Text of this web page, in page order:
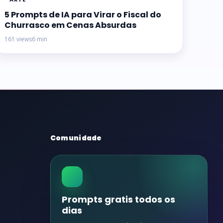
5 Prompts de IA para Virar o Fiscal do
Churrasco em Cenas Absurdas
161 views6 min
Comunidade
Prompts gratis todos os
dias